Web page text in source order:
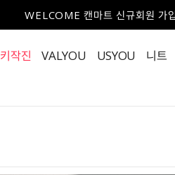
WELCOME 캔마트 신규회원
키작진 VALYOU USYOU 니트